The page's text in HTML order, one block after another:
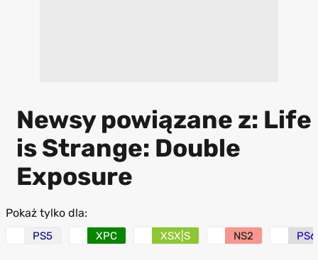
Newsy powiązane z: Life
is Strange: Double
Exposure
Pokaż tylko dla:
PS5 XPC XSX|S NS2 PS6